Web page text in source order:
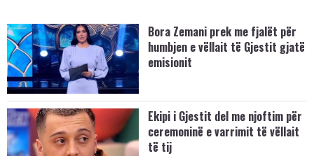
Bora Zemani prek me fjalët për
humbjen e vëllait të Gjestit gjatë
emisionit
Ekipi i Gjestit del me njoftim për
ceremoninë e varrimit të vëllait
të tij